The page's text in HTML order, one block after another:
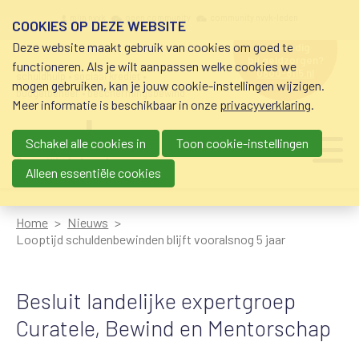
schuldhulp • sociaal krediet •
budgetbeheer • beschermingsbewind
hulp nodig
bij geldzorgen?
0800-8115.nl
Main navigation
Home
Nieuws
Looptijd schuldenbewinden blijft vooralsnog 5 jaar
Besluit landelijke expertgroep
Curatele, Bewind en Mentorschap
COOKIES OP DEZE WEBSITE
Deze website maakt gebruik van cookies om goed te
functioneren. Als je wilt aanpassen welke cookies we
mogen gebruiken, kan je jouw cookie-instellingen wijzigen.
Meer informatie is beschikbaar in onze privacyverklaring.
Schakel alle cookies in
Toon cookie-instellingen
Alleen essentiële cookies